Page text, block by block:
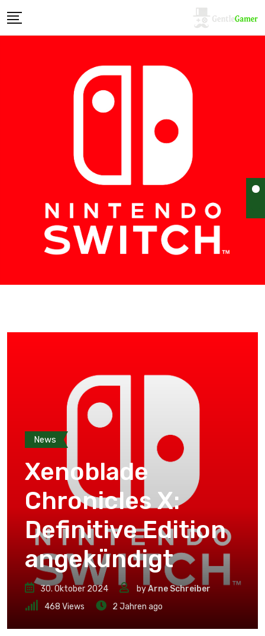
News
Xenoblade
Chronicles X:
Definitive Edition
angekündigt
30. Oktober 2024 byArne Schreiber
468 Views 2 Jahren ago